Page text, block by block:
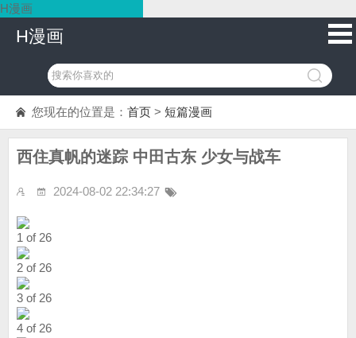
H漫画
H漫画
您现在的位置是： 首页 > 短篇漫画
西住真帆的迷踪 中田古东 少女与战车
2024-08-02 22:34:27
1 of 26
2 of 26
3 of 26
4 of 26